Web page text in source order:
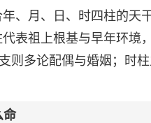
、月、日、时四柱的天
表祖上根基与早年环境
则多论配偶与婚姻；时
命